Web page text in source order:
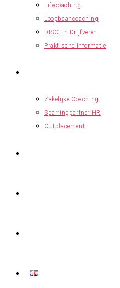
Lifecoaching
Loopbaancoaching
DISC En Drijfveren
Praktische Informatie
Zakelijke Coaching
Sparringpartner HR
Outplacement